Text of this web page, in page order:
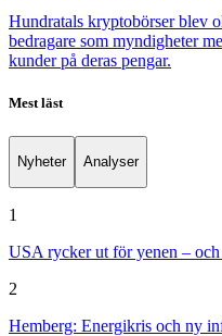
Hundratals kryptobörser blev
bedragare som myndigheter
kunder på deras pengar.
Mest läst
Nyheter Analyser
1
USA rycker ut för yenen –
2
Hemberg: Energikris och ny